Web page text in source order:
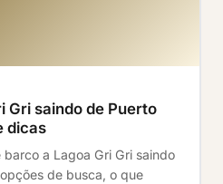
Gri saindo de Puerto
dicas
a Lagoa Gri Gri saindo
de busca, o que